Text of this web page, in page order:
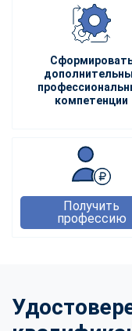
компетенции
Получить
профессию